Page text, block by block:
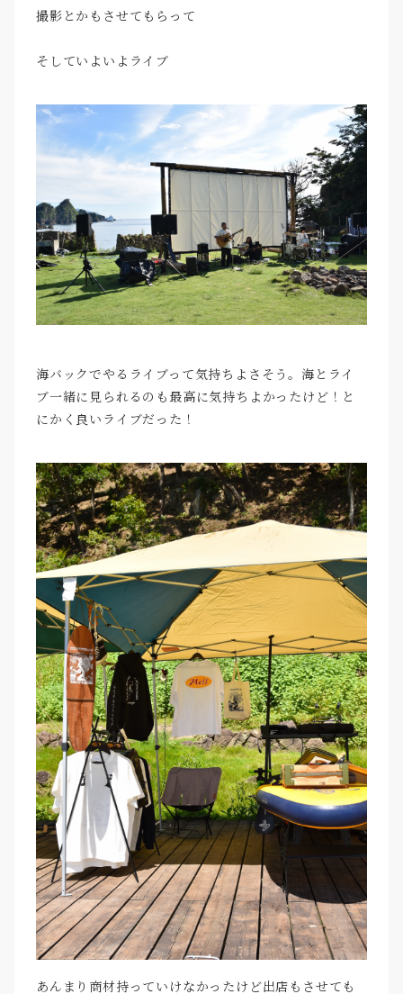
撮影とかもさせてもらって
そしていよいよライブ
海バックでやるライブって気持ちよさそう。海とライ
ブ一緒に見られるのも最高に気持ちよかったけど！と
にかく良いライブだった！
あんまり商材持っていけなかったけど出店もさせても